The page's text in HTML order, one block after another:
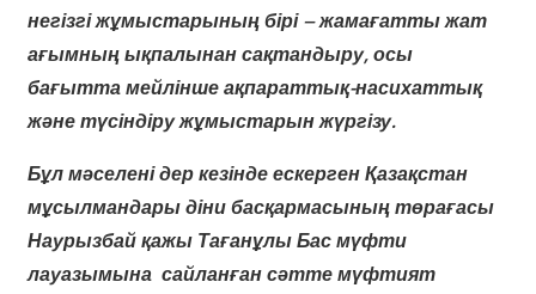
негізгі жұмыстарының бірі – жамағатты жат
ағымның ықпалынан сақтандыру, осы
бағытта мейлінше ақпараттық-насихаттық
және түсіндіру жұмыстарын жүргізу.
Бұл мәселені дер кезінде ескерген Қазақстан
мұсылмандары діни басқармасының төрағасы
Наурызбай қажы Тағанұлы Бас мүфти
лауазымына сайланған сәтте мүфтият